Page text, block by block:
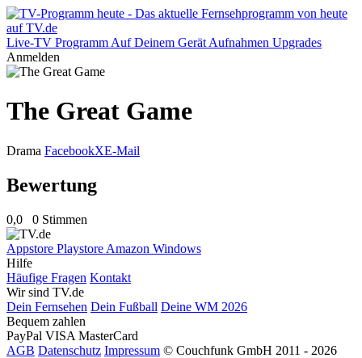
Live-TV Programm Auf Deinem Gerät Aufnahmen Upgrades
Anmelden
The Great Game
Drama FacebookXE-Mail
Bewertung
0,0 0 Stimmen
Appstore Playstore Amazon Windows
Hilfe
Häufige Fragen Kontakt
Wir sind TV.de
Dein Fernsehen Dein Fußball Deine WM 2026
Bequem zahlen
PayPal VISA MasterCard
AGB Datenschutz Impressum © Couchfunk GmbH 2011 - 2026